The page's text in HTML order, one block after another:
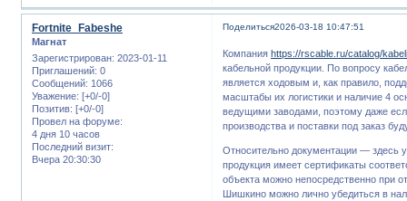
Поделиться2026-03-18 10:47:51
Fortnite_Fabeshe
Магнат
Зарегистрирован: 2023-01-11
Приглашений: 0
Сообщений: 1066
Уважение: [+0/-0]
Позитив: [+0/-0]
Провел на форуме:
4 дня 10 часов
Последний визит:
Вчера 20:30:30
Компания https://rscable.ru/catalog/
кабельной продукции. По вопросу
является ходовым и, как правило,
масштабы их логистики и наличие 4
ведущими заводами, поэтому даже
производства и поставки под заказ
Относительно документации — здесь
продукция имеет сертификаты
объекта можно непосредственно при
Шишкино можно лично убедиться в